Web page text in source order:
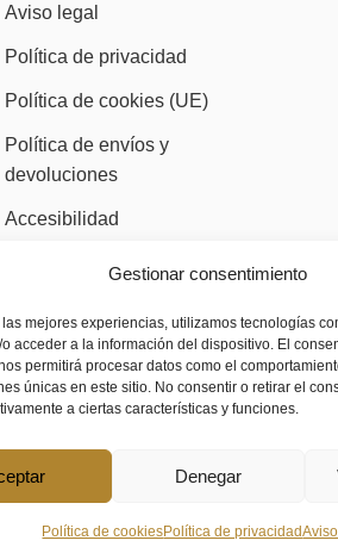
Gestionar consentimiento
mejores experiencias, utilizamos tecnologías
acceder a la información del dispositivo. El
permitirá procesar datos como el
únicas en este sitio. No consentir o retirar el
a ciertas características y funciones.
Denegar
Política de cookiesPolítica de privacidad
Aviso legal
Política de privacidad
Política de cookies (UE)
Política de envíos y
devoluciones
Accesibilidad